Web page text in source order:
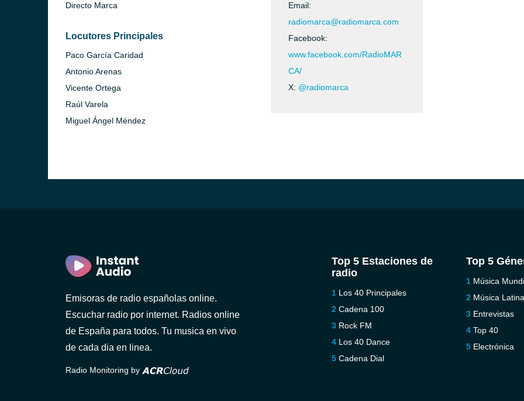
Directo Marca
Locutores Principales
Paco García Caridad
Antonio Arenas
Vicente Ortega
Raúl Varela
Miguel Ángel Méndez
Email:
radiomarca@radiomarca.com
Facebook:
www.facebook.com/RadioMAR
CA/
X: @radiomarca
Emisoras de radio españolas online.
Escuchar radio por internet. Radios online
de España para todos. Tu musica en vivo
de cada dia en linea.
Radio Monitoring by
Top 5 Estaciones de
radio
Los 40 Principales
Cadena 100
Rock FM
Los 40 Dance
Cadena Dial
Top 5
Música
Música Latina
Entrevistas
Top 40
Electrónica